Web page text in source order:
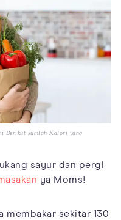
Berikut Jumlah Kalori yang
sayur dan pergi
ya Moms!
membakar sekitar 130